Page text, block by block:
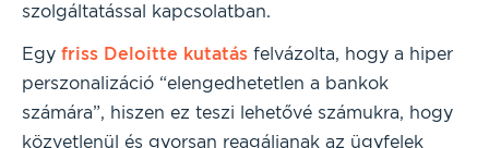
szolgáltatással kapcsolatban.
Egy friss Deloitte kutatás felvázolta, hogy a hiper
perszonalizáció “elengedhetetlen a bankok
számára”, hiszen ez teszi lehetővé számukra, hogy
közvetlenül és gyorsan reagáljanak az ügyfelek